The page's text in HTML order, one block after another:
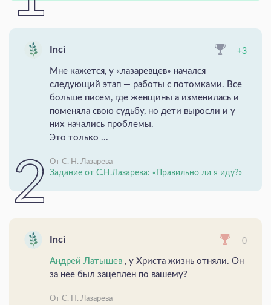
Inci +3
Мне кажется, у «лазаревцев» начался
следующий этап — работы с потомками. Все
больше писем, где женщины а изменилась и
поменяла свою судьбу, но дети выросли и у
них начались проблемы.
Это только ...
От С. Н. Лазарева
Задание от С.Н.Лазарева: «Правильно ли я иду?»
Inci 0
Андрей Латышев , у Христа жизнь отняли. Он
за нее был зацеплен по вашему?
От С. Н. Лазарева